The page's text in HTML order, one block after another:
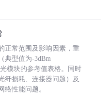
正常范围及影响因素，重
典型值为-3dBm
模块的参考值表格。同时
纤损耗、连接器问题）及
络性能问题。